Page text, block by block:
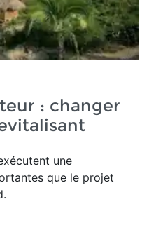
: changer
une
que le projet